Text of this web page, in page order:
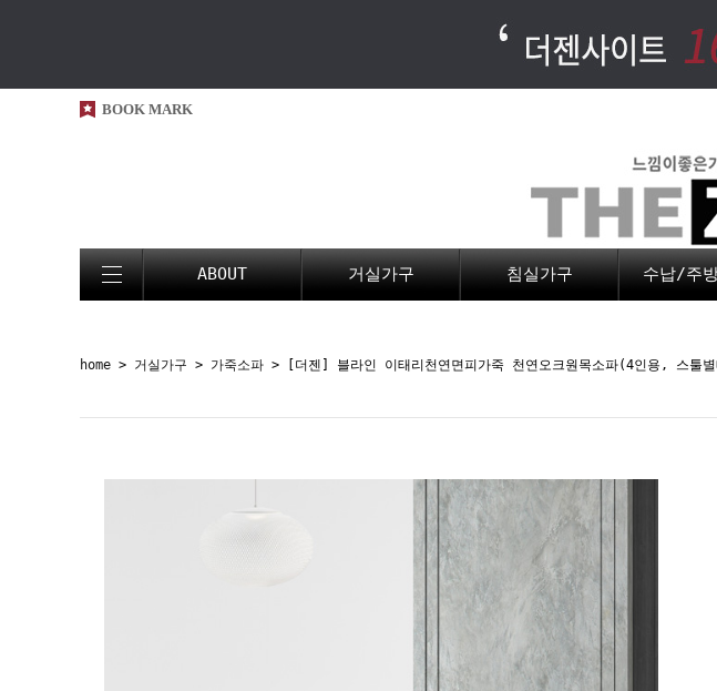
BOOK MARK
ABOUT 거실가구 침실가구 수납/주
home > 거실가구 > 가죽소파 > [더젠] 블라인 이태리천연면피가죽 천연오크원목소파(4인용, 스툴